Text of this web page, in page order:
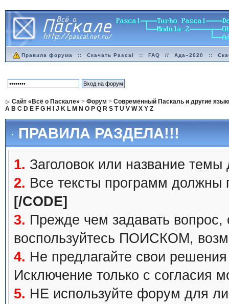
Правила форума :: Скачать Pascal :: FAQ // Ада–2020 ::
Сайт «Всё о Паскале» > Форум > Современный Паскаль и другие
A B C D E F G H J K L M N O P Q R S T U V W X Y Z
ПРАВИЛА РАЗДЕЛА!!!
1. Заголовок или название
2. Все тексты программ должны
[/CODE]
3. Прежде чем задавать
воспользуйтесь ПОИСКОМ,
4. Не предлагайте свои
Исключение только с согласия
5. НЕ используйте форум для